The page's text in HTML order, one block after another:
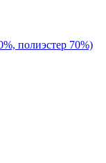
полиэстер 70%)